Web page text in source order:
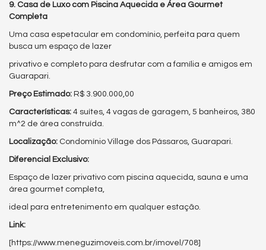
9. Casa de Luxo com Piscina Aquecida e Área Gourmet
Completa
Uma casa espetacular em condomínio, perfeita para quem
busca um espaço de lazer
privativo e completo para desfrutar com a família e amigos em
Guarapari.
Preço Estimado: R$ 3.900.000,00
Características: 4 suítes, 4 vagas de garagem, 5 banheiros, 380
m^2 de área construída.
Localização: Condomínio Village dos Pássaros, Guarapari.
Diferencial Exclusivo:
Espaço de lazer privativo com piscina aquecida, sauna e uma
área gourmet completa,
ideal para entretenimento em qualquer estação.
Link:
[https://www.meneguzimoveis.com.br/imovel/708]